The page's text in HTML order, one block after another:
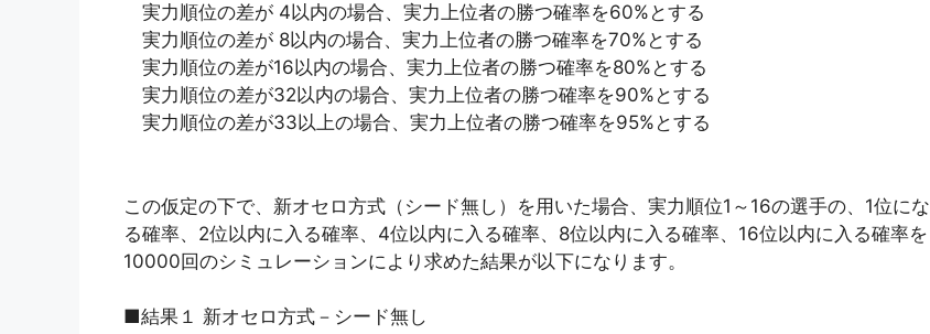
実力順位の差が 4以内の場合、実力上位者の勝つ確率を60%とする
実力順位の差が 8以内の場合、実力上位者の勝つ確率を70%とする
実力順位の差が16以内の場合、実力上位者の勝つ確率を80%とする
実力順位の差が32以内の場合、実力上位者の勝つ確率を90%とする
実力順位の差が33以上の場合、実力上位者の勝つ確率を95%とする
この仮定の下で、新オセロ方式（シード無し）を用いた場合、実力順位1～16の選手の、1位にな
る確率、2位以内に入る確率、4位以内に入る確率、8位以内に入る確率、16位以内に入る確率を
10000回のシミュレーションにより求めた結果が以下になります。
■結果１ 新オセロ方式－シード無し